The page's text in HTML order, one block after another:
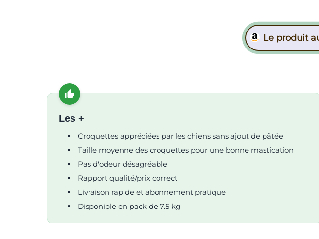
Le produit
Les +
Croquettes appréciées par les chiens sans ajout de pâtée
Taille moyenne des croquettes pour une bonne mastication
Pas d'odeur désagréable
Rapport qualité/prix correct
Livraison rapide et abonnement pratique
Disponible en pack de 7.5 kg